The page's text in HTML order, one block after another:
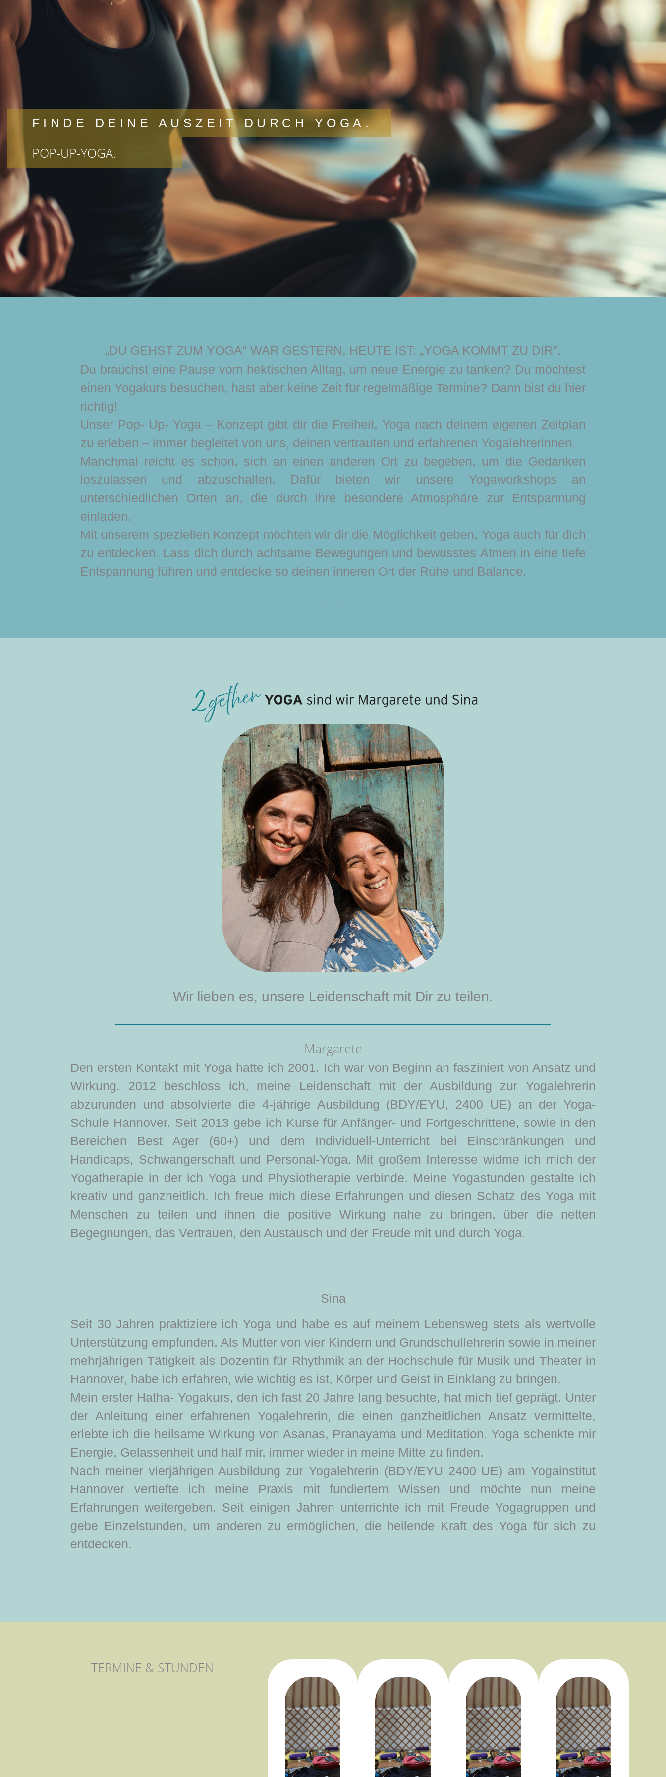
FINDE DEINE AUSZEIT DURCH YOGA.
POP-UP-YOGA.
„DU GEHST ZUM YOGA" WAR GESTERN, HEUTE IST: „YOGA KOMMT ZU DIR".
Du brauchst eine Pause vom hektischen Alltag, um neue Energie zu tanken? Du möchtest
einen Yogakurs besuchen, hast aber keine Zeit für regelmäßige Termine? Dann bist du hier
richtig!
Unser Pop- Up- Yoga – Konzept gibt dir die Freiheit, Yoga nach deinem eigenen Zeitplan
zu erleben – immer begleitet von uns, deinen vertrauten und erfahrenen Yogalehrerinnen.
Manchmal reicht es schon, sich an einen anderen Ort zu begeben, um die Gedanken
loszulassen und abzuschalten. Dafür bieten wir unsere Yogaworkshops an
unterschiedlichen Orten an, die durch ihre besondere Atmosphäre zur Entspannung
einladen.
Mit unserem speziellen Konzept möchten wir dir die Möglichkeit geben, Yoga auch für dich
zu entdecken. Lass dich durch achtsame Bewegungen und bewusstes Atmen in eine tiefe
Entspannung führen und entdecke so deinen inneren Ort der Ruhe und Balance.
Wir lieben es, unsere Leidenschaft mit Dir zu teilen.
Margarete
Den ersten Kontakt mit Yoga hatte ich 2001. Ich war von Beginn an fasziniert von Ansatz und
Wirkung. 2012 beschloss ich, meine Leidenschaft mit der Ausbildung zur Yogalehrerin
abzurunden und absolvierte die 4-jährige Ausbildung (BDY/EYU, 2400 UE) an der Yoga-
Schule Hannover. Seit 2013 gebe ich Kurse für Anfänger- und Fortgeschrittene, sowie in den
Bereichen Best Ager (60+) und dem Individuell-Unterricht bei Einschränkungen und
Handicaps, Schwangerschaft und Personal-Yoga. Mit großem Interesse widme ich mich der
Yogatherapie in der ich Yoga und Physiotherapie verbinde. Meine Yogastunden gestalte ich
kreativ und ganzheitlich. Ich freue mich diese Erfahrungen und diesen Schatz des Yoga mit
Menschen zu teilen und ihnen die positive Wirkung nahe zu bringen, über die netten
Begegnungen, das Vertrauen, den Austausch und der Freude mit und durch Yoga.
Sina
Seit 30 Jahren praktiziere ich Yoga und habe es auf meinem Lebensweg stets als wertvolle
Unterstützung empfunden. Als Mutter von vier Kindern und Grundschullehrerin sowie in meiner
mehrjährigen Tätigkeit als Dozentin für Rhythmik an der Hochschule für Musik und Theater in
Hannover, habe ich erfahren, wie wichtig es ist, Körper und Geist in Einklang zu bringen.
Mein erster Hatha- Yogakurs, den ich fast 20 Jahre lang besuchte, hat mich tief geprägt. Unter
der Anleitung einer erfahrenen Yogalehrerin, die einen ganzheitlichen Ansatz vermittelte,
erlebte ich die heilsame Wirkung von Asanas, Pranayama und Meditation. Yoga schenkte mir
Energie, Gelassenheit und half mir, immer wieder in meine Mitte zu finden.
Nach meiner vierjährigen Ausbildung zur Yogalehrerin (BDY/EYU 2400 UE) am Yogainstitut
Hannover vertiefte ich meine Praxis mit fundiertem Wissen und möchte nun meine
Erfahrungen weitergeben. Seit einigen Jahren unterrichte ich mit Freude Yogagruppen und
gebe Einzelstunden, um anderen zu ermöglichen, die heilende Kraft des Yoga für sich zu
entdecken.
TERMINE & STUNDEN